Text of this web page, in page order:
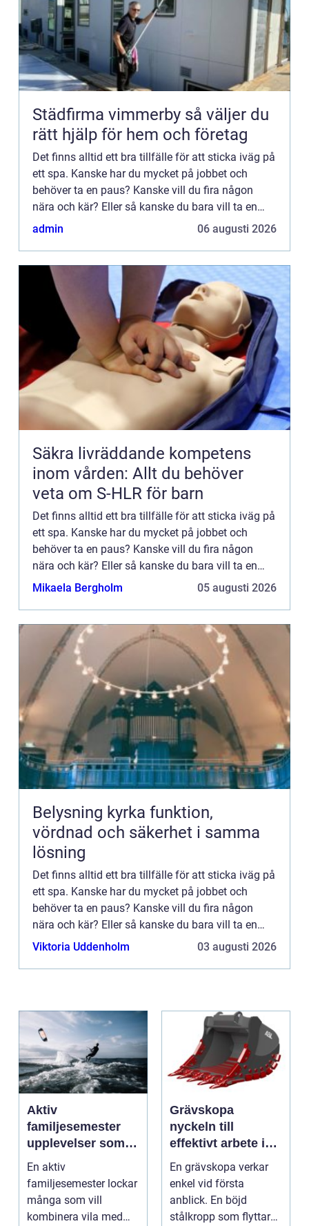
Städfirma vimmerby så väljer du
rätt hjälp för hem och företag
Det finns alltid ett bra tillfälle för att sticka iväg på
ett spa. Kanske har du mycket på jobbet och
behöver ta en paus? Kanske vill du fira någon
nära och kär? Eller så kanske du bara vill ta en
härlig vistelse hemifrån med din käresta. Det kan
admin 06 augusti 2026
Säkra livräddande kompetens
inom vården: Allt du behöver
veta om S-HLR för barn
Det finns alltid ett bra tillfälle för att sticka iväg på
ett spa. Kanske har du mycket på jobbet och
behöver ta en paus? Kanske vill du fira någon
nära och kär? Eller så kanske du bara vill ta en
härlig vistelse hemifrån med din käresta. Det kan
Mikaela Bergholm 05 augusti 2026
Belysning kyrka funktion,
vördnad och säkerhet i samma
lösning
Det finns alltid ett bra tillfälle för att sticka iväg på
ett spa. Kanske har du mycket på jobbet och
behöver ta en paus? Kanske vill du fira någon
nära och kär? Eller så kanske du bara vill ta en
härlig vistelse hemifrån med din käresta. Det kan
Viktoria Uddenholm 03 augusti 2026
Aktiv
familjesemester
upplevelser som
alla i familjen
minns
En aktiv
familjesemester lockar
många som vill
kombinera vila med
Grävskopa
nyckeln till
effektivt arbete i
mark och material
En grävskopa verkar
enkel vid första
anblick. En böjd
stålkropp som flyttar